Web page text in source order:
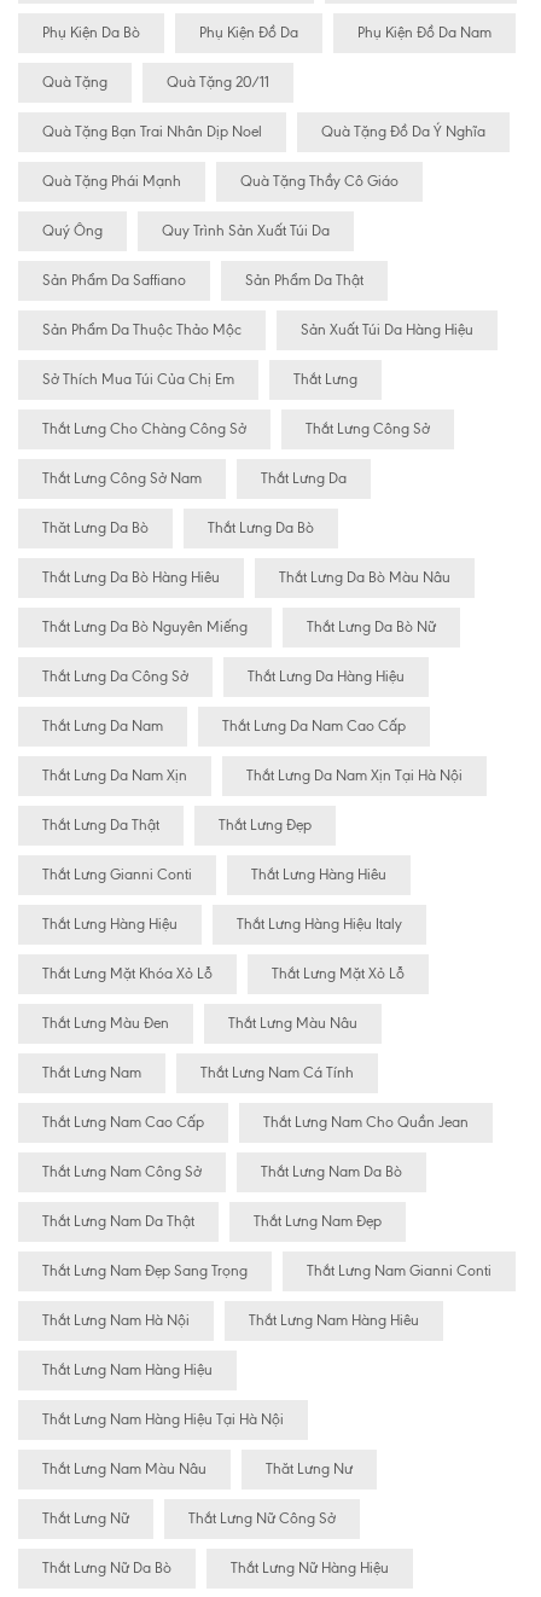
Phụ Kiện Da Bò Phụ Kiện Đồ Da Phụ Kiện Đồ Da Nam
Quà Tặng Quà Tặng 20/11
Quà Tặng Bạn Trai Nhân Dịp Noel Quà Tặng Đồ Da Ý Nghĩa
Quà Tặng Phái Mạnh Quà Tặng Thầy Cô Giáo
Quý Ông Quy Trình Sản Xuất Túi Da
Sản Phẩm Da Saffiano Sản Phẩm Da Thật
Sản Phẩm Da Thuộc Thảo Mộc Sản Xuất Túi Da Hàng Hiệu
Sở Thích Mua Túi Của Chị Em Thắt Lưng
Thắt Lưng Cho Chàng Công Sở Thắt Lưng Công Sở
Thắt Lưng Công Sở Nam Thắt Lưng Da
Thăt Lưng Da Bò Thắt Lưng Da Bò
Thắt Lưng Da Bò Hàng Hiêu Thắt Lưng Da Bò Màu Nâu
Thắt Lưng Da Bò Nguyên Miếng Thắt Lưng Da Bò Nữ
Thắt Lưng Da Công Sở Thắt Lưng Da Hàng Hiệu
Thắt Lưng Da Nam Thắt Lưng Da Nam Cao Cấp
Thắt Lưng Da Nam Xịn Thắt Lưng Da Nam Xịn Tại Hà Nội
Thắt Lưng Da Thật Thắt Lưng Đẹp
Thắt Lưng Gianni Conti Thắt Lưng Hàng Hiêu
Thắt Lưng Hàng Hiệu Thắt Lưng Hàng Hiệu Italy
Thắt Lưng Mặt Khóa Xỏ Lỗ Thắt Lưng Mặt Xỏ Lỗ
Thắt Lưng Màu Đen Thắt Lưng Màu Nâu
Thắt Lưng Nam Thắt Lưng Nam Cá Tính
Thắt Lưng Nam Cao Cấp Thắt Lưng Nam Cho Quần Jean
Thắt Lưng Nam Công Sở Thắt Lưng Nam Da Bò
Thắt Lưng Nam Da Thật Thắt Lưng Nam Đẹp
Thắt Lưng Nam Đẹp Sang Trọng Thắt Lưng Nam Gianni Conti
Thắt Lưng Nam Hà Nội Thắt Lưng Nam Hàng Hiêu
Thắt Lưng Nam Hàng Hiệu
Thắt Lưng Nam Hàng Hiệu Tại Hà Nội
Thắt Lưng Nam Màu Nâu Thăt Lưng Nư
Thắt Lưng Nữ Thắt Lưng Nữ Công Sở
Thắt Lưng Nữ Da Bò Thắt Lưng Nữ Hàng Hiệu